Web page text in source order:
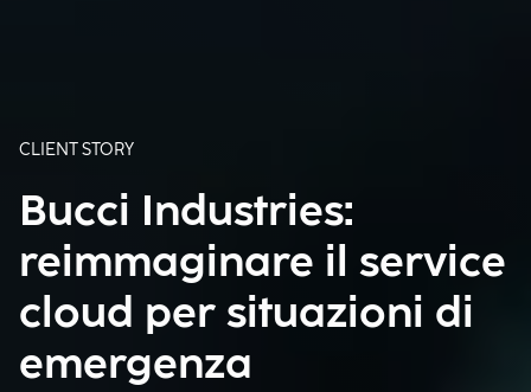
CLIENT STORY
Bucci Industries:
reimmaginare il service
cloud per situazioni di
emergenza